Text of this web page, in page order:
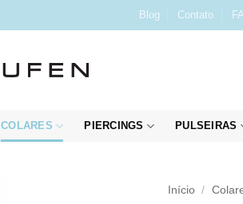
Blog Contato
COLARES PIERCINGS PULSEIRAS
Início /